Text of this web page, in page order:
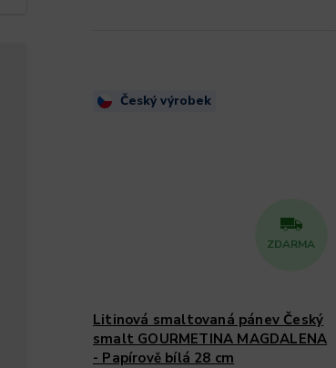
Český výrobek
ZDARMA
Litinová smaltovaná pánev Český
smalt GOURMETINA MAGDALENA
- Papírově bílá 28 cm